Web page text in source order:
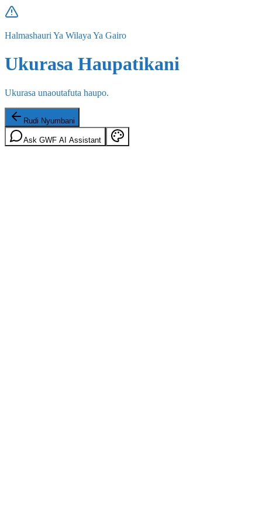
Halmashauri Ya Wilaya Ya Gairo
Ukurasa Haupatikani
Ukurasa unaoutafuta haupo.
Rudi Nyumbani
Ask GWF AI Assistant